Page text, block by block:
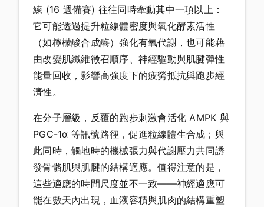
練 (16 週備賽) 往往同時牽動其中一項以上：
它可能透過提升粒線體密度與氧化酵素活性
（如檸檬酸合成酶）強化有氧代謝，也可能藉
由改變肌纖維徵召順序、神經驅動與肌腱彈性
能量回收，影響高強度下的疲勞抵抗與跑步經
濟性。
在分子層級，反覆的跑步刺激會活化 AMPK 與
PGC-1α 等訊號路徑，促進粒線體生合成；與
此同時，觸地時的機械張力與代謝壓力共同誘
發骨骼肌與肌腱的結構適應。值得注意的是，
這些適應的時間尺度並不一致——神經適應可
能在數天內出現，血液容積與肌肉的結構重塑